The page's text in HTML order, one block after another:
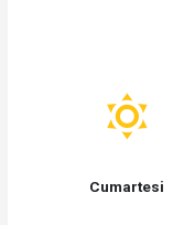
Cumartesi